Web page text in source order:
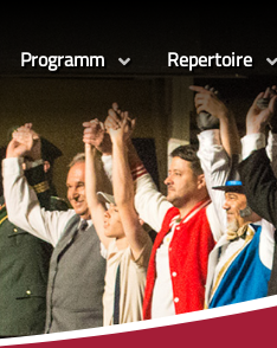
Programm Repertoire